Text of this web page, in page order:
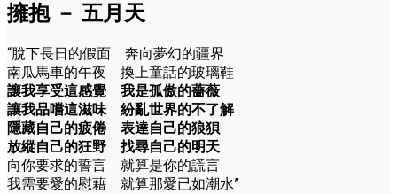
擁抱 － 五月天
“脫下長日的假面 奔向夢幻的疆界
南瓜馬車的午夜 換上童話的玻璃鞋
讓我享受這感覺 我是孤傲的薔薇
讓我品嚐這滋味 紛亂世界的不了解
隱藏自己的疲倦 表達自己的狼狽
放縱自己的狂野 找尋自己的明天
向你要求的誓言 就算是你的謊言
我需要愛的慰藉 就算那愛已如潮水”